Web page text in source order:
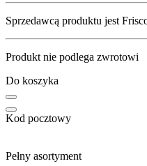
Sprzedawcą produktu jest
Produkt nie podlega zwrotowi
Do koszyka
Kod pocztowy
Pełny asortyment